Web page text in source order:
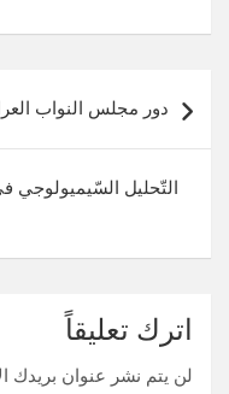
المقالات
دور مجلس النواب
اترك تعليقاً
لن يتم نشر عنوان بريدك